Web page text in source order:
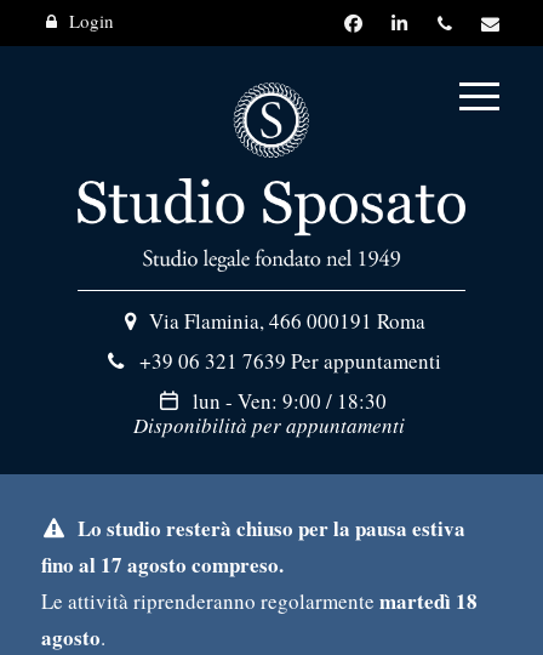
Login
Via Flaminia, 466 000191 Roma
+39 06 321 7639 Per appuntamenti
lun - Ven: 9:00 / 18:30
Disponibilità per appuntamenti
Lo studio resterà chiuso per la pausa estiva
fino al 17 agosto compreso.
Le attività riprenderanno regolarmente martedì 18
agosto.